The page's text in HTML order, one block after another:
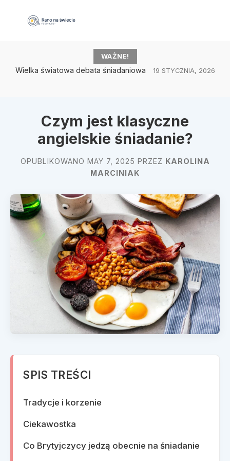
WAŻNE!
Wielka światowa debata śniadaniowa 19 STYCZNIA, 2026
Czym jest klasyczne
angielskie śniadanie?
OPUBLIKOWANO MAY 7, 2025 PRZEZ KAROLINA
MARCINIAK
SPIS TREŚCI
Tradycje i korzenie
Ciekawostka
Co Brytyjczycy jedzą obecnie na śniadanie